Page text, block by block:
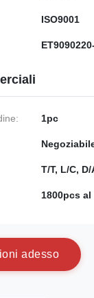
ISO9001
1pc
T/T, L/C,
1800pcs al
oni adesso